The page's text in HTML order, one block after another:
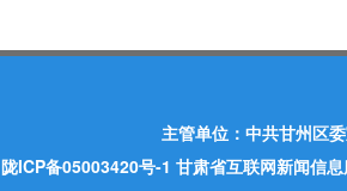
主管单位：中共甘州区
陇ICP备05003420号-1 甘肃省互联网新闻信